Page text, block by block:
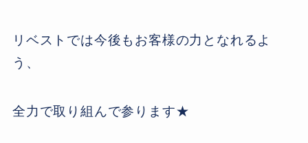
リベストでは今後もお客様の力となれるよ
う、
全力で取り組んで参ります★